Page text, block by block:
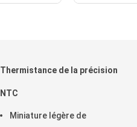
Thermistance de la précision
NTC
Miniature légère de